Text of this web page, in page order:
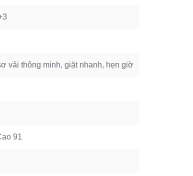
vải thông minh, giặt nhanh, hẹn giờ
91